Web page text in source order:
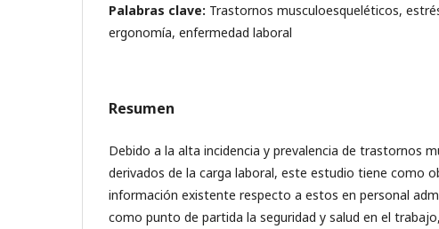
Palabras clave: Trastornos musculoesqueléticos,
ergonomía, enfermedad laboral
Resumen
Debido a la alta incidencia y prevalencia de trastornos
derivados de la carga laboral, este estudio tiene como
información existente respecto a estos en personal
como punto de partida la seguridad y salud en el